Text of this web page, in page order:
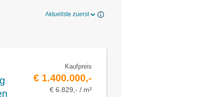
Aktuellste zuerst
Kaufpreis
€ 1.400.000,-
€ 6.829,- / m²